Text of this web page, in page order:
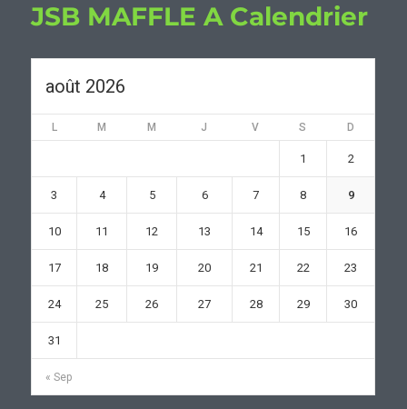
JSB MAFFLE A Calendrier
août 2026
L M M J V S D
« Sep
1 2
3 4 5 6 7 8 9
10 11 12 13 14 15 16
17 18 19 20 21 22 23
24 25 26 27 28 29 30
31